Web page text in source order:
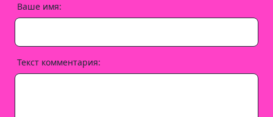
Ваше имя:
Текст комментария: